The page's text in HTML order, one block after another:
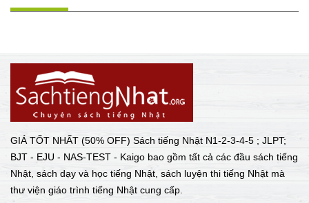
GIÁ TỐT NHẤT (50% OFF) Sách tiếng Nhật N1-2-3-4-5 ; JLPT;
BJT - EJU - NAS-TEST - Kaigo bao gồm tất cả các đầu sách tiếng
Nhật, sách dạy và học tiếng Nhật, sách luyện thi tiếng Nhật mà
thư viện giáo trình tiếng Nhật cung cấp.